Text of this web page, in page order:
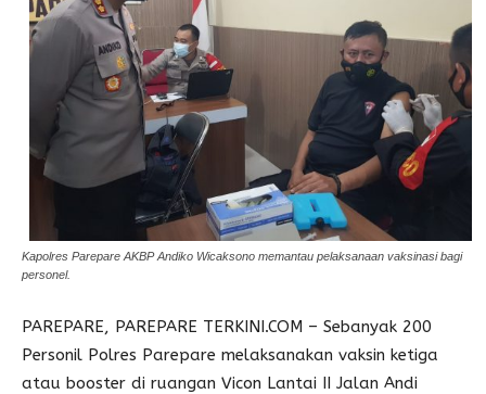
Kapolres Parepare AKBP Andiko Wicaksono memantau pelaksanaan vaksinasi bagi
personel.
PAREPARE, PAREPARE TERKINI.COM – Sebanyak 200
Personil Polres Parepare melaksanakan vaksin ketiga
atau booster di ruangan Vicon Lantai II Jalan Andi